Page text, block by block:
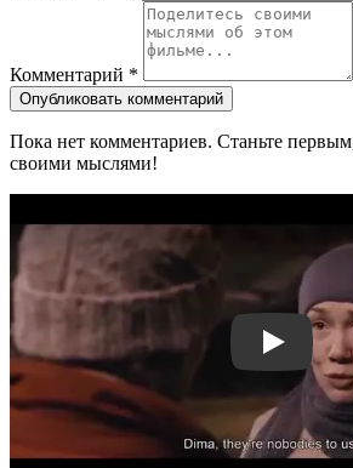
Комментарий *
Опубликовать комментарий
Пока нет комментариев. Станьте
своими мыслями!
Смотреть